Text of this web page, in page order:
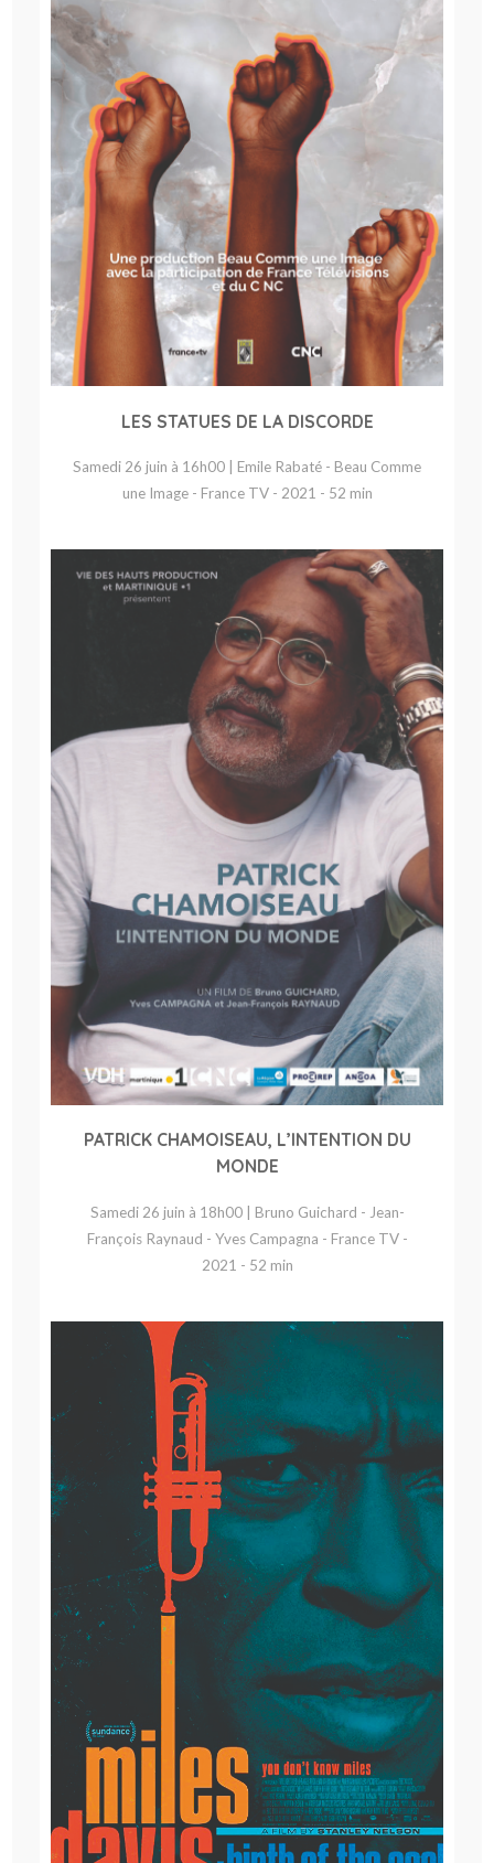
LES STATUES DE LA DISCORDE
Samedi 26 juin à 16h00 | Emile Rabaté - Beau Comme
une Image - France TV - 2021 - 52 min
PATRICK CHAMOISEAU, L’INTENTION DU
MONDE
Samedi 26 juin à 18h00 | Bruno Guichard - Jean-
François Raynaud - Yves Campagna - France TV -
2021 - 52 min